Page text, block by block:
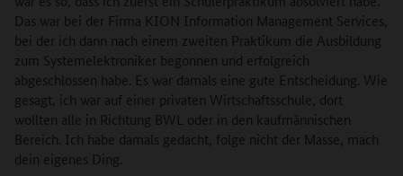
Das war bei der Firma KION Information Management Services,
bei der ich dann nach einem zweiten Praktikum die Ausbildung
zum Systemelektroniker begonnen und erfolgreich
abgeschlossen habe. Es war damals eine gute Entscheidung. Wie
gesagt, ich war auf einer privaten Wirtschaftsschule, dort
wollten alle in Richtung BWL oder in den kaufmännischen
Bereich. Ich habe damals gedacht, folge nicht der Masse, mach
dein eigenes Ding.